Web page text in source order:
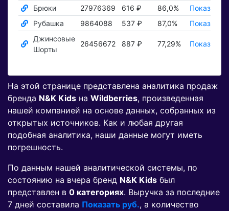
Брюки
27976369 616 ₽ 86,0%
Показать ₽
Рубашка
9864088 537 ₽ 87,0%
Показать ₽
Джинсовые
Шорты
26456672 887 ₽ 77,29% Показать ₽
На этой странице представлена аналитика продаж
бренда N&K Kids на Wildberries, произведенная
нашей компанией на основе данных, собранных из
открытых источников. Как и любая другая
подобная аналитика, наши данные могут иметь
погрешность.
По данным нашей аналитической системы, по
состоянию на вчера бренд N&K Kids был
представлен в 0 категориях. Выручка за последние
7 дней составила Показать руб., а количество